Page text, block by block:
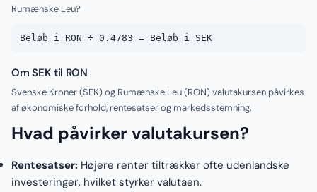
Rumænske Leu?
Beløb i RON ÷ 0.4783 = Beløb i SEK
Om SEK til RON
Svenske Kroner (SEK) og Rumænske Leu (RON) valutakursen påvirkes
af økonomiske forhold, rentesatser og markedsstemning.
Hvad påvirker valutakursen?
Rentesatser: Højere renter tiltrækker ofte udenlandske
investeringer, hvilket styrker valutaen.